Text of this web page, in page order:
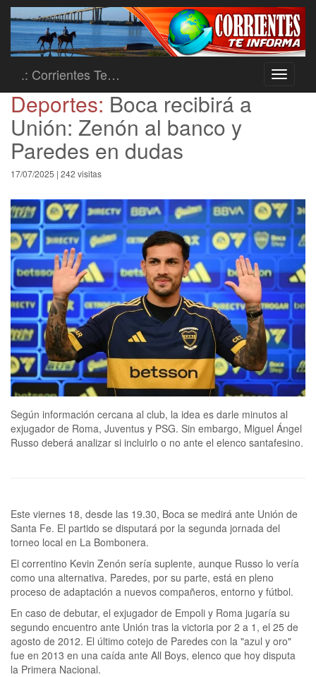
Toggle
.: Corrientes Te…
Deportes: Boca recibirá a
Unión: Zenón al banco y
Paredes en dudas
17/07/2025 | 242 visitas
Según información cercana al club, la idea es darle minutos al
exjugador de Roma, Juventus y PSG. Sin embargo, Miguel Ángel
Russo deberá analizar si incluirlo o no ante el elenco santafesino.
Este viernes 18, desde las 19.30, Boca se medirá ante Unión de
Santa Fe. El partido se disputará por la segunda jornada del
torneo local en La Bombonera.
El correntino Kevin Zenón sería suplente, aunque Russo lo vería
como una alternativa. Paredes, por su parte, está en pleno
proceso de adaptación a nuevos compañeros, entorno y fútbol.
En caso de debutar, el exjugador de Empoli y Roma jugaría su
segundo encuentro ante Unión tras la victoria por 2 a 1, el 25 de
agosto de 2012. El último cotejo de Paredes con la "azul y oro"
fue en 2013 en una caída ante All Boys, elenco que hoy disputa
la Primera Nacional.